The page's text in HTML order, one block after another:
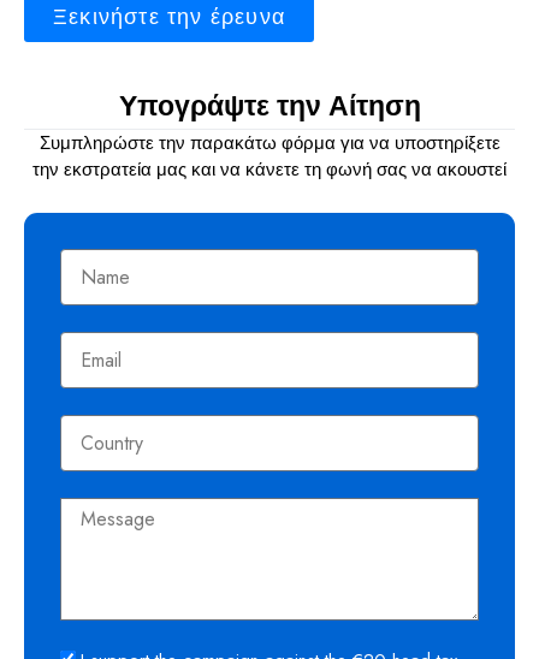
Ξεκινήστε την έρευνα
Υπογράψτε την Αίτηση
Συμπληρώστε την παρακάτω φόρμα για να υποστηρίξετε
την εκστρατεία μας και να κάνετε τη φωνή σας να ακουστεί